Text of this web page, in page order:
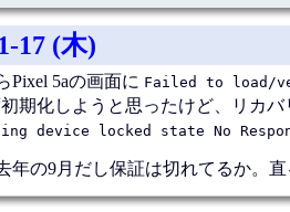
17 (木)
Pixel 5aの画面に Failed to load/
期化しようと思ったけど、リカバ
device locked state No
年の9月だし保証は切れてるか。